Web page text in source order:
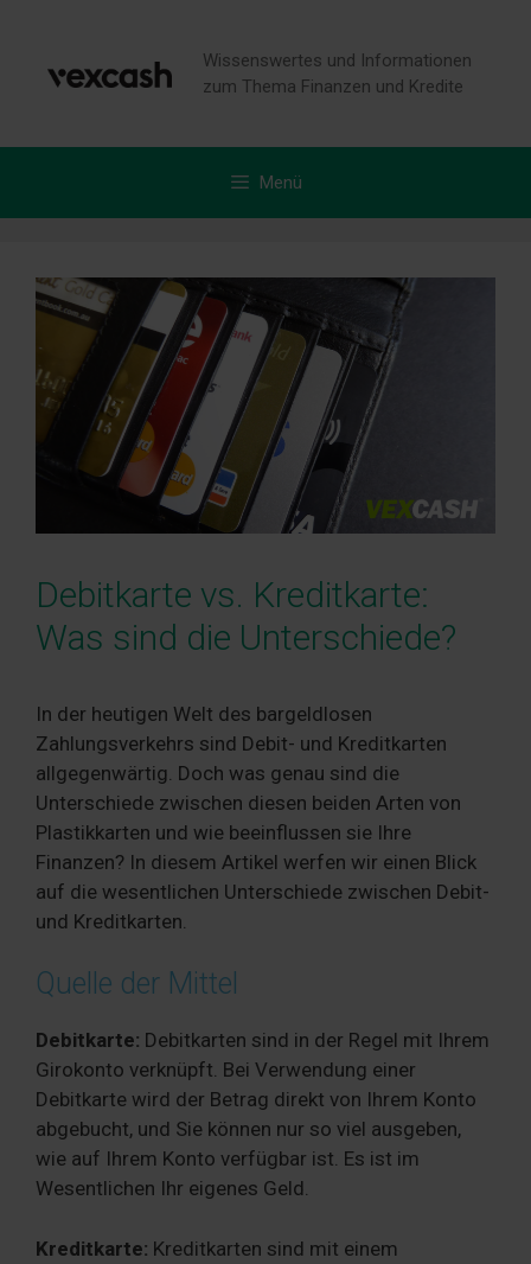
springen
Wissenswertes und Informationen
zum Thema Finanzen und Kredite
Menü
Debitkarte vs. Kreditkarte:
Was sind die Unterschiede?
In der heutigen Welt des bargeldlosen
Zahlungsverkehrs sind Debit- und Kreditkarten
allgegenwärtig. Doch was genau sind die
Unterschiede zwischen diesen beiden Arten von
Plastikkarten und wie beeinflussen sie Ihre
Finanzen? In diesem Artikel werfen wir einen Blick
auf die wesentlichen Unterschiede zwischen Debit-
und Kreditkarten.
Quelle der Mittel
Debitkarte: Debitkarten sind in der Regel mit Ihrem
Girokonto verknüpft. Bei Verwendung einer
Debitkarte wird der Betrag direkt von Ihrem Konto
abgebucht, und Sie können nur so viel ausgeben,
wie auf Ihrem Konto verfügbar ist. Es ist im
Wesentlichen Ihr eigenes Geld.
Kreditkarte: Kreditkarten sind mit einem